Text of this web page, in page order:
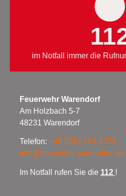
im Notfall immer die
Feuerwehr Warendorf
Am Holzbach 5-7
48231 Warendorf
Telefon: +49 2581 / 54-1371
info@feuerwehr-warendorf.de
Im Notfall rufen Sie die 112 !